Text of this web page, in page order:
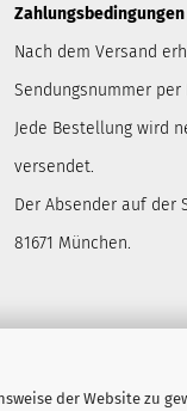
der Website zu
Zahlungsbedingungen
Nach dem Versand
Sendungsnummer per
Jede Bestellung wird
versendet.
Der Absender auf der
81671 München.